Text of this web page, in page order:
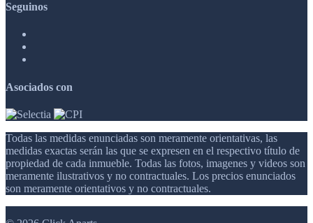
Seguinos
Asociados con
Todas las medidas enunciadas son meramente orientativas, las
medidas exactas serán las que se expresen en el respectivo título de
propiedad de cada inmueble. Todas las fotos, imagenes y videos son
meramente ilustrativos y no contractuales. Los precios enunciados
son meramente orientativos y no contractuales.